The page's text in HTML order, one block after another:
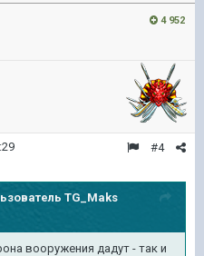
4 952
#4
TG_Maks
вооружения дадут - так и